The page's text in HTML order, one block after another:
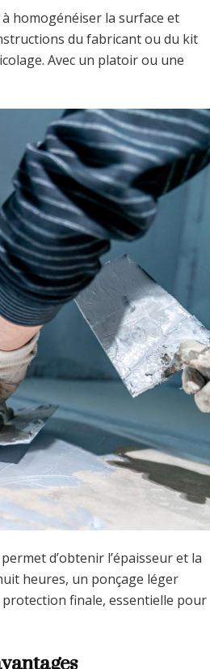
homogénéiser la surface et
du fabricant ou du kit
Avec un platoir ou une
d’obtenir l’épaisseur et la
heures, un ponçage léger
finale, essentielle pour